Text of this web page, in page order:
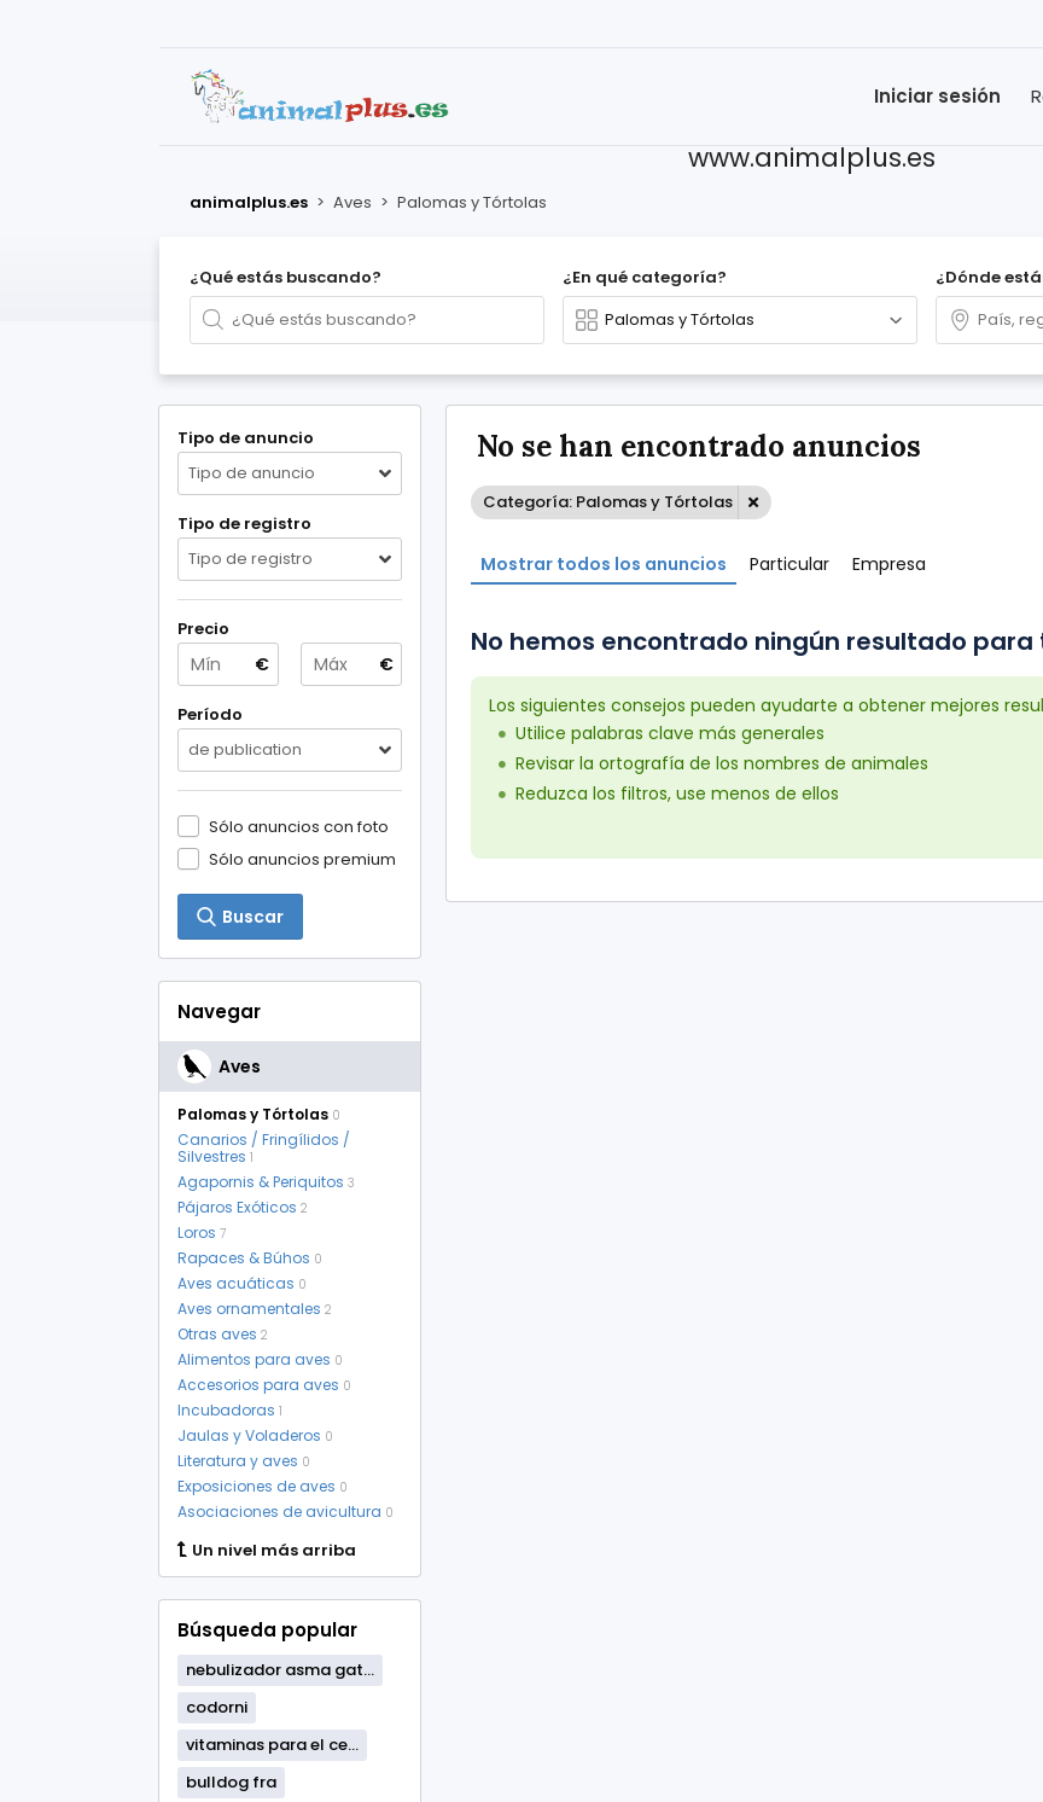
Iniciar sesión
www.animalplus.es
animalplus.es > Aves > Palomas y Tórtolas
¿Qué estás buscando? ¿En qué categoría? ¿Dónde
Tipo de anuncio
Tipo de anuncio
Tipo de registro
Tipo de registro
Precio
€ €
Período
de publication
Sólo anuncios con foto
Sólo anuncios premium
Buscar
Navegar
Aves
Palomas y Tórtolas 0
Canarios / Fringílidos /
Silvestres 1
Agapornis & Periquitos 3
Pájaros Exóticos 2
Loros 7
Rapaces & Búhos 0
Aves acuáticas 0
Aves ornamentales 2
Otras aves 2
Alimentos para aves 0
Accesorios para aves 0
Incubadoras 1
Jaulas y Voladeros 0
Literatura y aves 0
Exposiciones de aves 0
Asociaciones de avicultura 0
Un nivel más arriba
Búsqueda popular
nebulizador asma gat...
codorni
vitaminas para el ce...
bulldog fra
No se han encontrado anuncios
Categoría: Palomas y Tórtolas
Mostrar todos los anuncios Particular Empresa
No hemos encontrado ningún resultado para
Los siguientes consejos pueden ayudarte a obtener mejores
Utilice palabras clave más generales
Revisar la ortografía de los nombres de animales
Reduzca los filtros, use menos de ellos